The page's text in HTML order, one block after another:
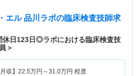
エル 品川ラボの臨床検査技師求
休日123日◎ラボにおける臨床検査技
＞
収】 22.5万円～31.0万円 程度